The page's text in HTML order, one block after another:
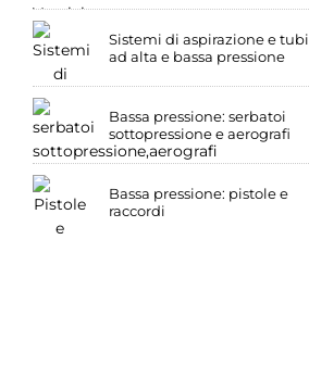
Sistemi di aspirazione e tubi
ad alta e bassa pressione
Bassa pressione: serbatoi
sottopressione e aerografi
Bassa pressione: pistole e
raccordi